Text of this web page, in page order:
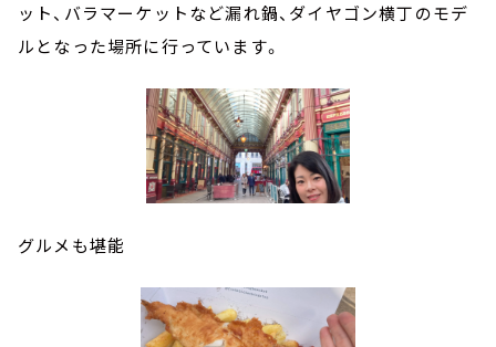
ット、バラマーケットなど漏れ鍋、ダイヤゴン横丁のモデ
ルとなった場所に行っています。
グルメも堪能